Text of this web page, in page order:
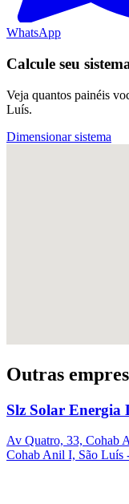
WhatsApp
Calcule seu
Veja quantos painéis
Luís.
Dimensionar sistema
Outras
Slz Solar Energia
Av Quatro, 33, Cohab
Cohab Anil I, São Luís